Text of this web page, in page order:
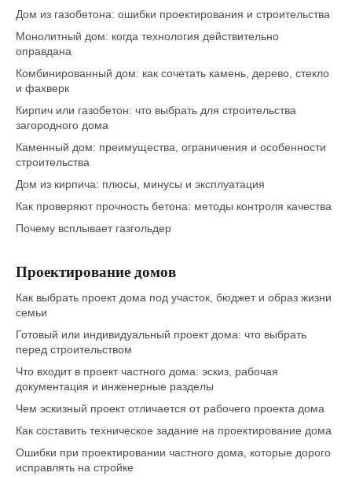
Дом из газобетона: ошибки проектирования и строительства
Монолитный дом: когда технология действительно
оправдана
Комбинированный дом: как сочетать камень, дерево, стекло
и фахверк
Кирпич или газобетон: что выбрать для строительства
загородного дома
Каменный дом: преимущества, ограничения и особенности
строительства
Дом из кирпича: плюсы, минусы и эксплуатация
Как проверяют прочность бетона: методы контроля качества
Почему всплывает газгольдер
Проектирование домов
Как выбрать проект дома под участок, бюджет и образ жизни
семьи
Готовый или индивидуальный проект дома: что выбрать
перед строительством
Что входит в проект частного дома: эскиз, рабочая
документация и инженерные разделы
Чем эскизный проект отличается от рабочего проекта дома
Как составить техническое задание на проектирование дома
Ошибки при проектировании частного дома, которые дорого
исправлять на стройке